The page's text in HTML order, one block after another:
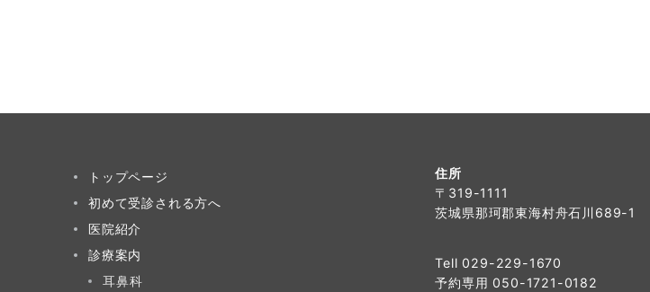
トップページ
初めて受診される方へ
医院紹介
診療案内
耳鼻科
住所
〒319-1111
茨城県那珂郡東海村舟石川689-1
Tell 029-229-1670
予約専用 050-1721-0182